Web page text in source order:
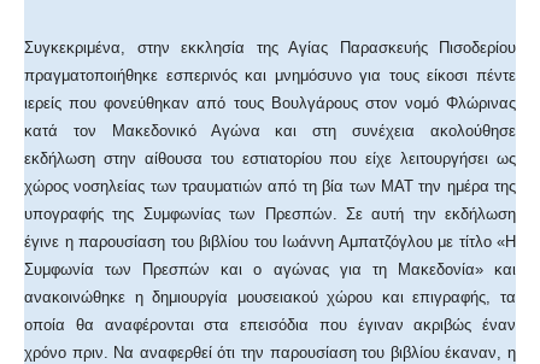
Συγκεκριμένα, στην εκκλησία της Αγίας Παρασκευής Πισοδερίου
πραγματοποιήθηκε εσπερινός και μνημόσυνο για τους είκοσι πέντε
ιερείς που φονεύθηκαν από τους Βουλγάρους στον νομό Φλώρινας
κατά τον Μακεδονικό Αγώνα και στη συνέχεια ακολούθησε
εκδήλωση στην αίθουσα του εστιατορίου που είχε λειτουργήσει ως
χώρος νοσηλείας των τραυματιών από τη βία των ΜΑΤ την ημέρα της
υπογραφής της Συμφωνίας των Πρεσπών. Σε αυτή την εκδήλωση
έγινε η παρουσίαση του βιβλίου του Ιωάννη Αμπατζόγλου με τίτλο «Η
Συμφωνία των Πρεσπών και ο αγώνας για τη Μακεδονία» και
ανακοινώθηκε η δημιουργία μουσειακού χώρου και επιγραφής, τα
οποία θα αναφέρονται στα επεισόδια που έγιναν ακριβώς έναν
χρόνο πριν. Να αναφερθεί ότι την παρουσίαση του βιβλίου έκαναν, η